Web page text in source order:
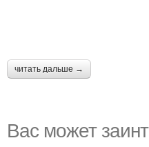
читать дальше →
Вас может